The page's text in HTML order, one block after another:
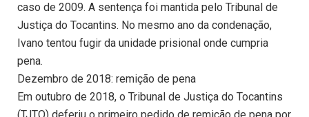
caso de 2009. A sentença foi mantida pelo Tribunal de
Justiça do Tocantins. No mesmo ano da condenação,
Ivano tentou fugir da unidade prisional onde cumpria
pena.
Dezembro de 2018: remição de pena
Em outubro de 2018, o Tribunal de Justiça do Tocantins